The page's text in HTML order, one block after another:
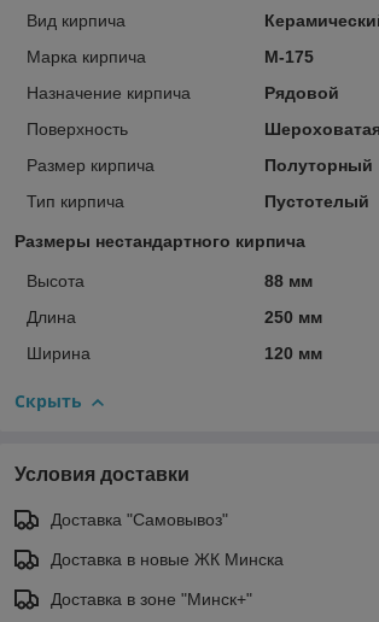
Вид кирпича
Марка кирпича
М-175
Назначение кирпича
Рядовой
Поверхность
Шероховатая
Размер кирпича
Полуторный
Тип кирпича
Пустотелый
Размеры нестандартного кирпича
Высота
88 мм
Длина
250 мм
Ширина
120 мм
Скрыть
Условия доставки
Доставка "Самовывоз"
Доставка в новые ЖК Минска
Доставка в зоне "Минск+"